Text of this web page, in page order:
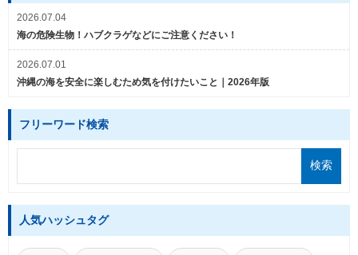
2026.07.04
海の危険生物！ハブクラゲなどにご注意ください！
2026.07.01
沖縄の海を安全に楽しむため気を付けたいこと｜2026年版
フリーワード検索
人気ハッシュタグ